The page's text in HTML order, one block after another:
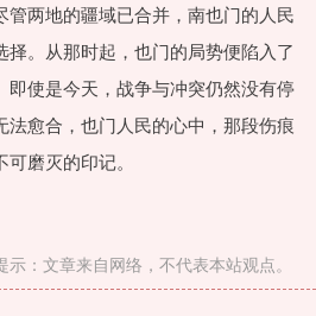
两地的疆域已合并，南也门的人民
。从那时起，也门的局势便陷入了
即使是今天，战争与冲突仍然没有停
愈合，也门人民的心中，那段伤痕
磨灭的印记。
示：文章来自网络，不代表本站观点。